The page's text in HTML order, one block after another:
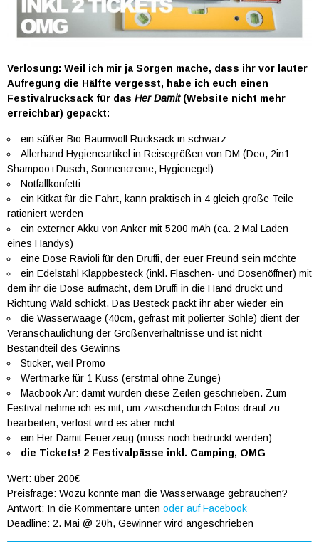
Verlosung: Weil ich mir ja Sorgen mache, dass ihr vor lauter
Aufregung die Hälfte vergesst, habe ich euch einen
Festivalrucksack für das Her Damit(Website nicht mehr
erreichbar) gepackt:
ein süßer Bio-Baumwoll Rucksack in schwarz
Allerhand Hygieneartikel in Reisegrößen von DM (Deo, 2in1
Shampoo+Dusch, Sonnencreme, Hygienegel)
Notfallkonfetti
ein Kitkat für die Fahrt, kann praktisch in 4 gleich große Teile
rationiert werden
ein externer Akku von Anker mit 5200 mAh (ca. 2 Mal Laden
eines Handys)
eine Dose Ravioli für den Druffi, der euer Freund sein möchte
ein Edelstahl Klappbesteck (inkl. Flaschen- und Dosenöffner) mit
dem ihr die Dose aufmacht, dem Druffi in die Hand drückt und
Richtung Wald schickt. Das Besteck packt ihr aber wieder ein
die Wasserwaage (40cm, gefräst mit polierter Sohle) dient der
Veranschaulichung der Größenverhältnisse und ist nicht
Bestandteil des Gewinns
Sticker, weil Promo
Wertmarke für 1 Kuss (erstmal ohne Zunge)
Macbook Air: damit wurden diese Zeilen geschrieben. Zum
Festival nehme ich es mit, um zwischendurch Fotos drauf zu
bearbeiten, verlost wird es aber nicht
ein Her Damit Feuerzeug (muss noch bedruckt werden)
die Tickets! 2 Festivalpässe inkl. Camping, OMG
Wert: über 200€
Preisfrage: Wozu könnte man die Wasserwaage gebrauchen?
Antwort: In die Kommentare unten oder auf Facebook
Deadline: 2. Mai @ 20h, Gewinner wird angeschrieben